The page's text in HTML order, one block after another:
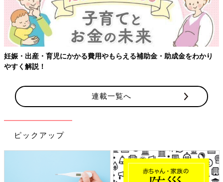
補助金・助成金をわかり 【ワクチン接種できるものも】妊婦の
連載一覧へ
ピックアップ